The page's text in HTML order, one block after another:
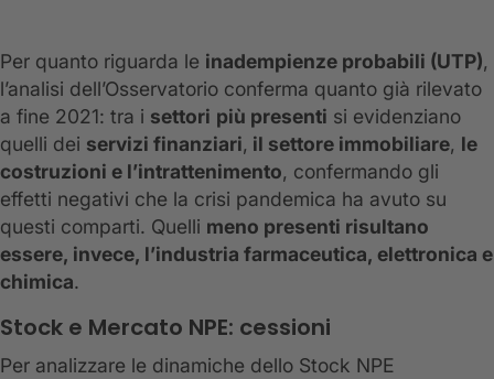
Per quanto riguarda le inadempienze probabili (UTP),
l’analisi dell’Osservatorio conferma quanto già rilevato
a fine 2021: tra i settori più presenti si evidenziano
quelli dei servizi finanziari, il settore immobiliare, le
costruzioni e l’intrattenimento, confermando gli
effetti negativi che la crisi pandemica ha avuto su
questi comparti. Quelli meno presenti risultano
essere, invece, l’industria farmaceutica, elettronica e
chimica.
Stock e Mercato NPE: cessioni
Per analizzare le dinamiche dello Stock NPE